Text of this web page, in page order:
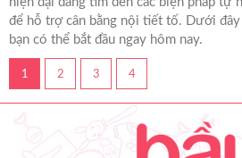
để hỗ trợ cân bằng nội tiết tố. Dưới đây
bạn có thể bắt đầu ngay hôm nay.
1 2 3 4